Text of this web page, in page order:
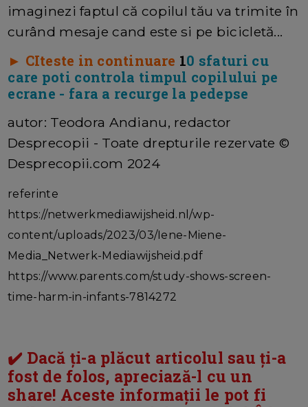
imaginezi faptul că copilul tău va trimite în
curând mesaje cand este si pe bicicletă...
► CIteste in continuare 10 sfaturi cu
care poti controla timpul copilului pe
ecrane - fara a recurge la pedepse
autor: Teodora Andianu, redactor
Desprecopii - Toate drepturile rezervate ©
Desprecopii.com 2024
referinte
https://netwerkmediawijsheid.nl/wp-
content/uploads/2023/03/Iene-Miene-
Media_Netwerk-Mediawijsheid.pdf
https://www.parents.com/study-shows-screen-
time-harm-in-infants-7814272
✔️ Dacă ți-a plăcut articolul sau ți-a
fost de folos, apreciază-l cu un
share! Aceste informații le pot fi